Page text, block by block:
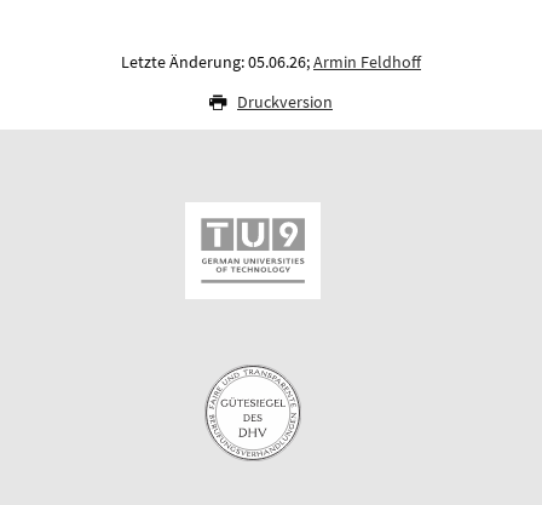
Letzte Änderung: 05.06.26;Armin Feldhoff
Druckversion